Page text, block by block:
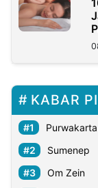
KABAR
Purwakarta
Sumenep
Om Zein